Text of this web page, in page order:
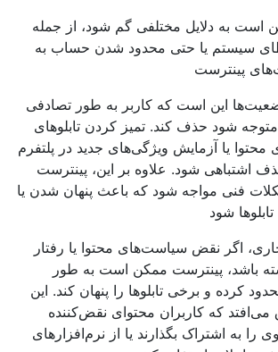
است به دلایل مختلفی گم شود، از جمله
سیستم یا حتی محدود شدن حساب به
این است که کاربر به طور تصادفی
متوجه شود حذف کند. تمیز کردن تابلوهای
یا آزمایش ویژگی‌های جدید در پلتفرم
اشتباهی شود. علاوه بر این، پینترست
فنی مواجه شود که باعث پنهان شدن یا
اگر نقض سیاست‌های محتوا یا رفتار
باشد، پینترست ممکن است به طور
کرده و برخی تابلوها را پنهان کند. این
می‌افتد که کاربران محتوای نقض‌کننده
را به اشتراک بگذارند یا از نرم‌افزارهای